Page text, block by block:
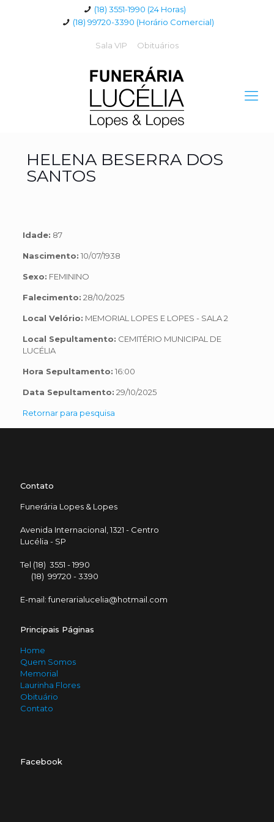
(18) 3551-1990 (24 Horas)
(18) 99720-3390 (Horário Comercial)
Sala VIP Obituários
HELENA BESERRA DOS
SANTOS
Idade: 87
Nascimento: 10/07/1938
Sexo: FEMININO
Falecimento: 28/10/2025
Local Velório: MEMORIAL LOPES E LOPES - SALA 2
Local Sepultamento: CEMITÉRIO MUNICIPAL DE
LUCÉLIA
Hora Sepultamento: 16:00
Data Sepultamento: 29/10/2025
Retornar para pesquisa
Contato
Funerária Lopes & Lopes
Avenida Internacional, 1321 - Centro
Lucélia - SP
Tel (18) 3551 - 1990
(18) 99720 - 3390
E-mail: funerarialucelia@hotmail.com
Principais Páginas
Home
Quem Somos
Memorial
Laurinha Flores
Obituário
Contato
Facebook